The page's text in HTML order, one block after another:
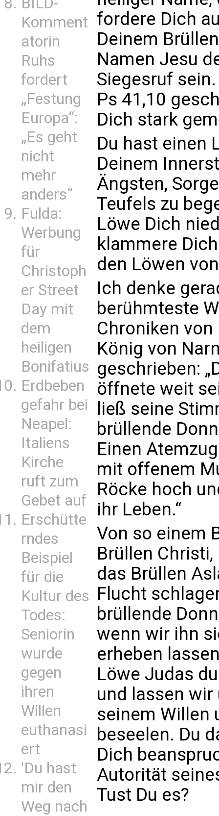
Komment
atorin
Ruhs
fordert
„Festung
Europa“:
„Es geht
nicht
mehr
anders“
Fulda:
Werbung
für
Christoph
er Street
Day mit
dem
heiligen
Bonifatius
Erdbeben
gefahr bei
Neapel:
Italiens
Kirche
ruft zum
Gebet auf
Erschütte
rndes
Beispiel
für die
Kultur des
Todes:
Seniorin
wurde
gegen
ihren
Willen
euthanasi
ert
'Du hast
mir den
Weg nach
fordere Dich
Deinem
Namen Jesu
Siegesruf
Ps 41,10
Dich stark
Du hast einen
Deinem
Ängsten,
Teufels zu
Löwe Dich
klammere
den Löwen
Ich denke
berühmteste
Chroniken von
König von
geschrieben:
öffnete weit
ließ seine
brüllende
Einen
mit offenem
Röcke hoch
ihr Leben.“
Von so einem
Brüllen
das Brüllen
Flucht
brüllende
wenn wir ihn
erheben
Löwe Judas
und lassen
seinem Willen
beseelen. Du
Dich
Autorität
Tust Du es?